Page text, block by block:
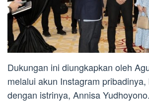
Dukungan ini diungkapkan oleh
melalui akun Instagram
dengan istrinya, Annisa Yudhoyono.